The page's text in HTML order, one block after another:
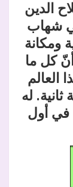
الدين
شهاب
ومكانة
أنّ كل ما
العالم
له
أول